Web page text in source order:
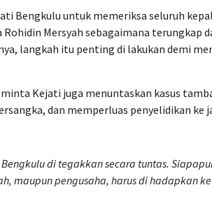
Bengkulu untuk memeriksa seluruh
Mersyah sebagaimana terungkap
langkah itu penting di lakukan demi
Kejati juga menuntaskan kasus
dan memperluas penyelidikan ke
di tegakkan secara tuntas.
maupun pengusaha, harus di hadapkan